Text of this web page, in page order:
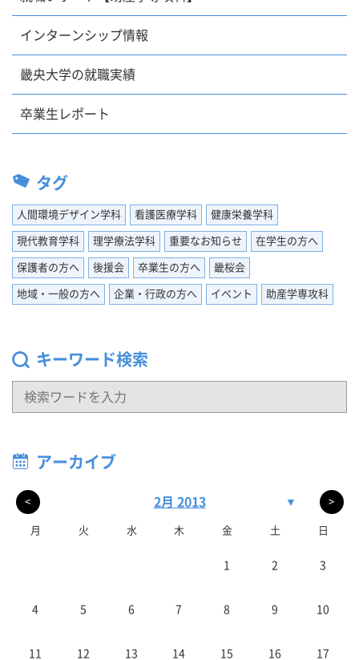
インターンシップ情報
畿央大学の就職実績
卒業生レポート
タグ
人間環境デザイン学科 看護医療学科 健康栄養学科
現代教育学科 理学療法学科 重要なお知らせ 在学生の方へ
保護者の方へ 後援会 卒業生の方へ 畿桜会
地域・一般の方へ 企業・行政の方へ イベント 助産学専攻科
キーワード検索
アーカイブ
< 2月 2013 ▼ >
月 火 水 木 金 土 日
1 2 3
4 5 6 7 8 9 10
11 12 13 14 15 16 17